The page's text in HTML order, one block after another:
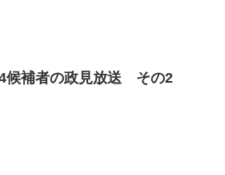
候補者の政見放送 その2